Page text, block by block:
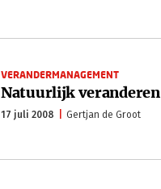
VERANDERMANAGEMENT
Natuurlijk veranderen
17 juli 2008 Gertjan de Groot